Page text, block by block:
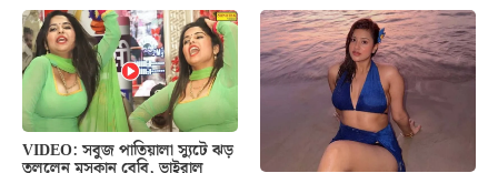
VIDEO: সবুজ পাতিয়ালা স্যুটে ঝড়
তুললেন মুসকান বেবি, ভাইরাল